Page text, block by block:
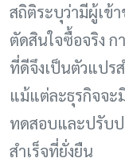
สถิติระบุว่ามีผู้เข้
ตัดสินใจซื้อจริง
ที่ดีจึงเป็นตัวแปร
แม้แต่ละธุรกิจจะ
ทดสอบและปรับป
สำเร็จที่ยั่งยืน